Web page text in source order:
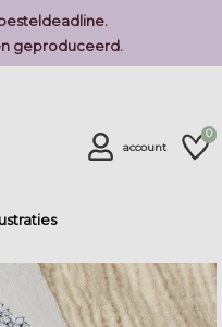
geproduceerd.
account
0